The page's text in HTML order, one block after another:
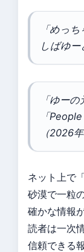
「めっ
しばゆ
「ゆー
「
（2026
ネット上で
砂漠で一粒
確かな情報
読者は一次
信頼できる